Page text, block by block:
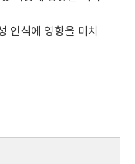
인식에 영향을 미치